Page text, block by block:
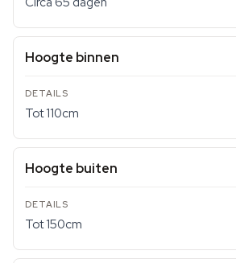
Hoogte binnen
Tot 110cm
Hoogte buiten
Tot 150cm